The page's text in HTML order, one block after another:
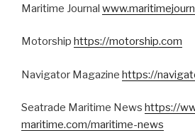
Maritime Journal
Motorship https://motorship.com
Navigator Magazine https://
Seatrade Maritime News https://
maritime.com/maritime-news